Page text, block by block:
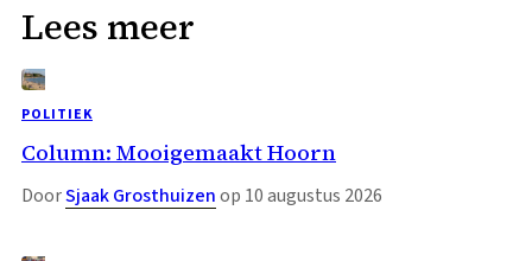
Lees meer
POLITIEK
Column: Mooigemaakt Hoorn
DoorSjaak Grosthuizenop 10 augustus 2026